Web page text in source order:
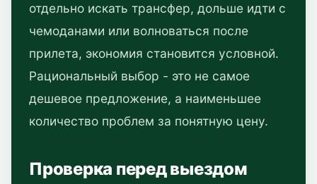
отдельно искать трансфер, дольше идти с
чемоданами или волноваться после
прилета, экономия становится условной.
Рациональный выбор - это не самое
дешевое предложение, а наименьшее
количество проблем за понятную цену.
Проверка перед выездом